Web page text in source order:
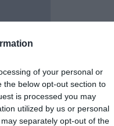
of your personal or
the below opt-out section to
is processed you may
utilized by us or personal
separately opt-out of the